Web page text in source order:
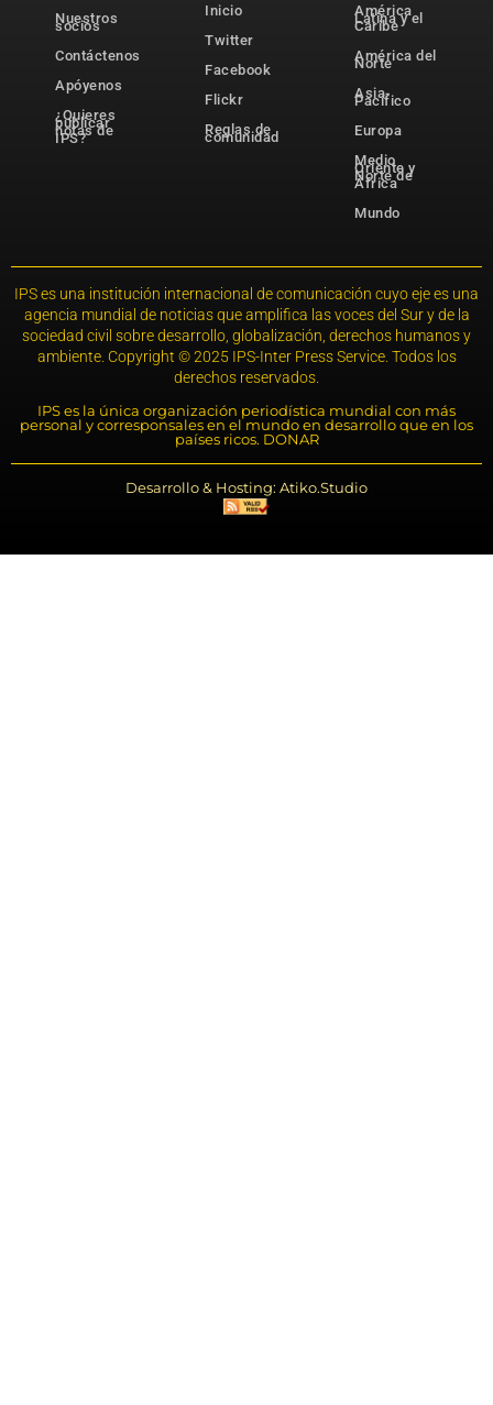
Nuestros
socios
Contáctenos
Apóyenos
¿Quieres
publicar
notas de
IPS?
Inicio
Twitter
Facebook
Flickr
Reglas de
comunidad
América
Latina y el
Caribe
América del
Norte
Asia-
Pacífico
Europa
Medio
Oriente y
Norte de
África
Mundo
IPS es una institución internacional de comunicación cuyo eje es una
agencia mundial de noticias que amplifica las voces del Sur y de la
sociedad civil sobre desarrollo, globalización, derechos humanos y
ambiente. Copyright © 2025 IPS-Inter Press Service. Todos los
derechos reservados.
IPS es la única organización periodística mundial con más
personal y corresponsales en el mundo en desarrollo que en los
países ricos. DONAR
Desarrollo & Hosting: Atiko.Studio